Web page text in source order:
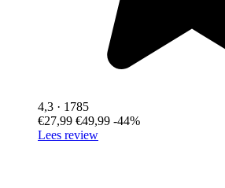
4,3 · 1785
€27,99 €49,99 -44%
Lees review